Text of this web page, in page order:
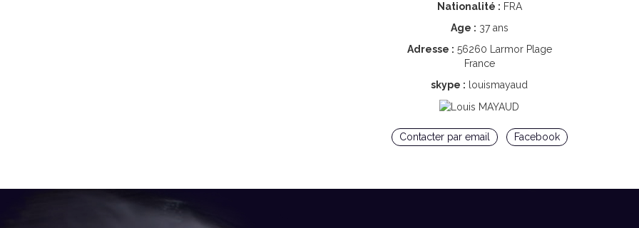
Nationalité : FRA
Age : 37 ans
Adresse : 56260 Larmor Plage
France
skype : louismayaud
Contacter par email Facebook